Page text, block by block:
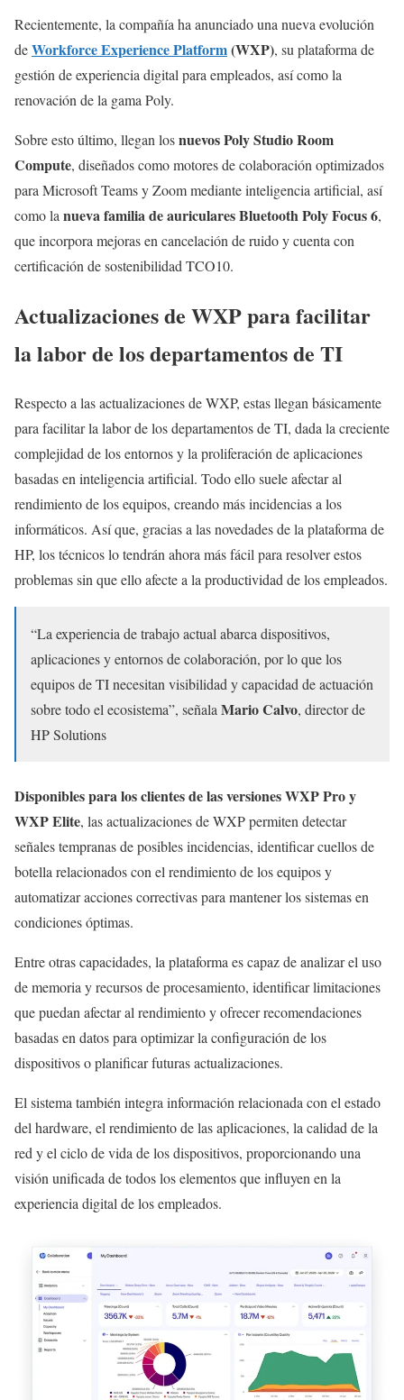
Recientemente, la compañía ha anunciado una nueva evolución
deWorkforce Experience Platform(WXP), su plataforma de
gestión de experiencia digital para empleados, así como la
renovación de la gama Poly.
Sobre esto último, llegan losnuevos Poly Studio Room
Compute, diseñados como motores de colaboración optimizados
para Microsoft Teams y Zoom mediante inteligencia artificial, así
como la nueva familia de auriculares Bluetooth Poly Focus 6,
que incorpora mejoras en cancelación de ruido y cuenta con
certificación de sostenibilidad TCO10.
Actualizaciones de WXP para facilitar
la labor de los departamentos de TI
Respecto a las actualizaciones de WXP, estas llegan básicamente
para facilitar la labor de los departamentos de TI, dada la creciente
complejidad de los entornos y la proliferación de aplicaciones
basadas en inteligencia artificial. Todo ello suele afectar al
rendimiento de los equipos, creando más incidencias a los
informáticos. Así que, gracias a las novedades de la plataforma de
HP, los técnicos lo tendrán ahora más fácil para resolver estos
problemas sin que ello afecte a la productividad de los empleados.
“La experiencia de trabajo actual abarca dispositivos,
aplicaciones y entornos de colaboración, por lo que los
equipos de TI necesitan visibilidad y capacidad de actuación
sobre todo el ecosistema”, señala Mario Calvo, director de
HP Solutions
Disponibles para los clientes de las versiones WXP Pro y
WXP Elite, las actualizaciones de WXP permiten detectar
señales tempranas de posibles incidencias, identificar cuellos de
botella relacionados con el rendimiento de los equipos y
automatizar acciones correctivas para mantener los sistemas en
condiciones óptimas.
Entre otras capacidades, la plataforma es capaz de analizar el uso
de memoria y recursos de procesamiento, identificar limitaciones
que puedan afectar al rendimiento y ofrecer recomendaciones
basadas en datos para optimizar la configuración de los
dispositivos o planificar futuras actualizaciones.
El sistema también integra información relacionada con el estado
del hardware, el rendimiento de las aplicaciones, la calidad de la
red y el ciclo de vida de los dispositivos, proporcionando una
visión unificada de todos los elementos que influyen en la
experiencia digital de los empleados.